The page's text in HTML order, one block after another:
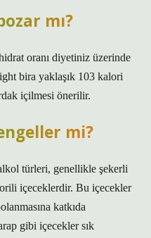
mı?
oranı diyetiniz üzerinde
bira yaklaşık 103 kalori
içilmesi önerilir.
mi?
türleri, genellikle şekerli
içeceklerdir. Bu içecekler
katkıda
gibi içecekler sık